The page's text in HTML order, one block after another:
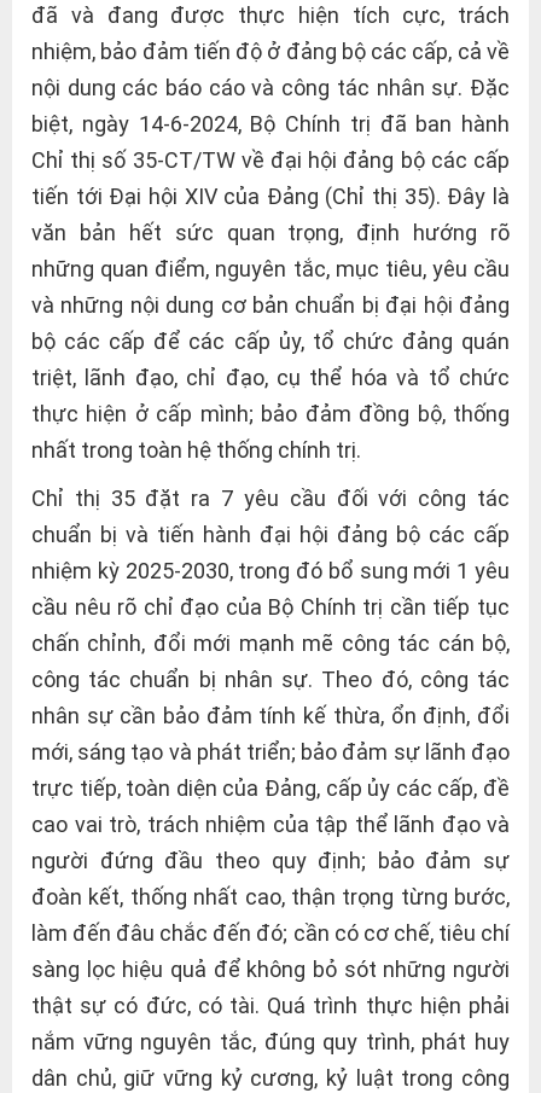
đã và đang được thực hiện tích cực, trách
nhiệm, bảo đảm tiến độ ở đảng bộ các cấp, cả về
nội dung các báo cáo và công tác nhân sự. Đặc
biệt, ngày 14-6-2024, Bộ Chính trị đã ban hành
Chỉ thị số 35-CT/TW về đại hội đảng bộ các cấp
tiến tới Đại hội XIV của Đảng (Chỉ thị 35). Đây là
văn bản hết sức quan trọng, định hướng rõ
những quan điểm, nguyên tắc, mục tiêu, yêu cầu
và những nội dung cơ bản chuẩn bị đại hội đảng
bộ các cấp để các cấp ủy, tổ chức đảng quán
triệt, lãnh đạo, chỉ đạo, cụ thể hóa và tổ chức
thực hiện ở cấp mình; bảo đảm đồng bộ, thống
nhất trong toàn hệ thống chính trị.
Chỉ thị 35 đặt ra 7 yêu cầu đối với công tác
chuẩn bị và tiến hành đại hội đảng bộ các cấp
nhiệm kỳ 2025-2030, trong đó bổ sung mới 1 yêu
cầu nêu rõ chỉ đạo của Bộ Chính trị cần tiếp tục
chấn chỉnh, đổi mới mạnh mẽ công tác cán bộ,
công tác chuẩn bị nhân sự. Theo đó, công tác
nhân sự cần bảo đảm tính kế thừa, ổn định, đổi
mới, sáng tạo và phát triển; bảo đảm sự lãnh đạo
trực tiếp, toàn diện của Đảng, cấp ủy các cấp, đề
cao vai trò, trách nhiệm của tập thể lãnh đạo và
người đứng đầu theo quy định; bảo đảm sự
đoàn kết, thống nhất cao, thận trọng từng bước,
làm đến đâu chắc đến đó; cần có cơ chế, tiêu chí
sàng lọc hiệu quả để không bỏ sót những người
thật sự có đức, có tài. Quá trình thực hiện phải
nắm vững nguyên tắc, đúng quy trình, phát huy
dân chủ, giữ vững kỷ cương, kỷ luật trong công